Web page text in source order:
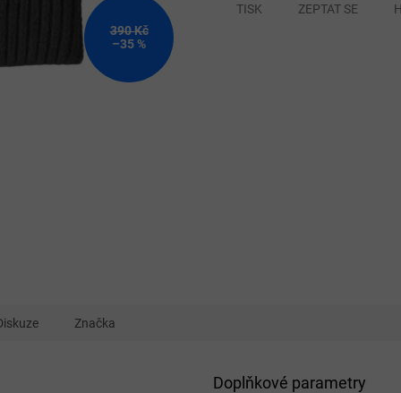
390 Kč
–35 %
TISK ZEPTAT SE
Značka
Doplňkové parametry